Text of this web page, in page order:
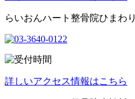
らいおんハート整骨院ひまわり
詳しいアクセス情報はこちら